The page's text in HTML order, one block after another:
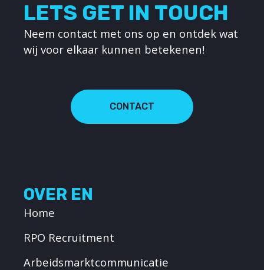
LETS GET IN TOUCH
Neem contact met ons op en ontdek wat
wij voor elkaar kunnen betekenen!
CONTACT
OVER EN
Home
RPO Recruitment
Arbeidsmarktcommunicatie